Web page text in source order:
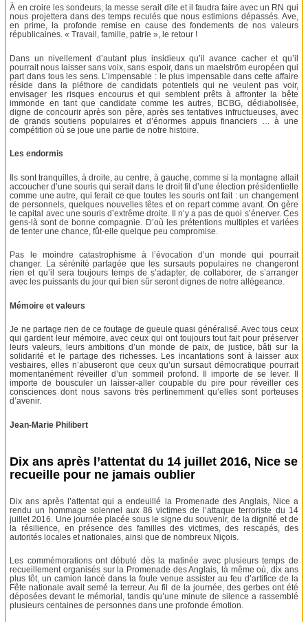
À en croire les sondeurs, la messe serait dite et il faudra faire avec un RN qui
nous projettera dans des temps reculés que nous estimions dépassés. Ave,
en prime, la profonde remise en cause des fondements de nos valeurs
républicaines. « Travail, famille, patrie », le retour !
Dans un nivellement d’autant plus insidieux qu’il avance cacher et qu’il
pourrait nous laisser sans voix, sans espoir, dans un maelström européen qui
part dans tous les sens. L’impensable : le plus impensable dans cette affaire
réside dans la pléthore de candidats potentiels qui ne veulent pas voir,
envisager les risques encourus et qui semblent prêts à affronter la bête
immonde en tant que candidate comme les autres, BCBG, dédiabolisée,
digne de concourir après son père, après ses tentatives infructueuses, avec
de grands soutiens populaires et d’énormes appuis financiers … à une
compétition où se joue une partie de notre histoire.
Les endormis
Ils sont tranquilles, à droite, au centre, à gauche, comme si la montagne allait
accoucher d’une souris qui serait dans le droit fil d’une élection présidentielle
comme une autre, qui ferait ce que toutes les souris ont fait : un changement
de personnels, quelques nouvelles têtes et on repart comme avant. On gère
le capital avec une souris d’extrême droite. Il n’y a pas de quoi s’énerver. Ces
gens-là sont de bonne compagnie. D’où les prétentions multiples et variées
de tenter une chance, fût-elle quelque peu compromise.
Pas le moindre catastrophisme à l’évocation d’un monde qui pourrait
changer. La sérénité partagée que les sursauts populaires ne changeront
rien et qu’il sera toujours temps de s’adapter, de collaborer, de s’arranger
avec les puissants du jour qui bien sûr seront dignes de notre allégeance.
Mémoire et valeurs
Je ne partage rien de ce foutage de gueule quasi généralisé. Avec tous ceux
qui gardent leur mémoire, avec ceux qui ont toujours tout fait pour préserver
leurs valeurs, leurs ambitions d’un monde de paix, de justice, bâti sur la
solidarité et le partage des richesses. Les incantations sont à laisser aux
vestiaires, elles n’abuseront que ceux qu’un sursaut démocratique pourrait
momentanément réveiller d’un sommeil profond. Il importe de se lever. Il
importe de bousculer un laisser-aller coupable du pire pour réveiller ces
consciences dont nous savons très pertinemment qu’elles sont porteuses
d’avenir.
Jean-Marie Philibert
Dix ans après l’attentat du 14 juillet 2016, Nice se
recueille pour ne jamais oublier
Dix ans après l’attentat qui a endeuillé la Promenade des Anglais, Nice a
rendu un hommage solennel aux 86 victimes de l’attaque terroriste du 14
juillet 2016. Une journée placée sous le signe du souvenir, de la dignité et de
la résilience, en présence des familles des victimes, des rescapés, des
autorités locales et nationales, ainsi que de nombreux Niçois.
Les commémorations ont débuté dès la matinée avec plusieurs temps de
recueillement organisés sur la Promenade des Anglais, là même où, dix ans
plus tôt, un camion lancé dans la foule venue assister au feu d’artifice de la
Fête nationale avait semé la terreur. Au fil de la journée, des gerbes ont été
déposées devant le mémorial, tandis qu’une minute de silence a rassemblé
plusieurs centaines de personnes dans une profonde émotion.